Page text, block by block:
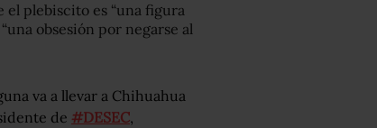
el plebiscito es “una figura
obsesión por negarse al
va a llevar a Chihuahua
de #DESEC,